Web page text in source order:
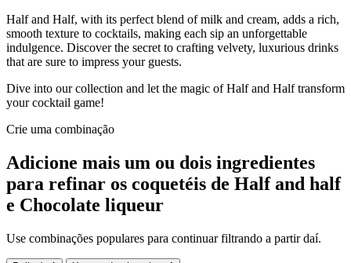
Half and Half, with its perfect blend of milk and cream, adds a rich,
smooth texture to cocktails, making each sip an unforgettable
indulgence. Discover the secret to crafting velvety, luxurious drinks
that are sure to impress your guests.
Dive into our collection and let the magic of Half and Half transform
your cocktail game!
Crie uma combinação
Adicione mais um ou dois ingredientes
para refinar os coquetéis de Half and half
e Chocolate liqueur
Use combinações populares para continuar filtrando a partir daí.